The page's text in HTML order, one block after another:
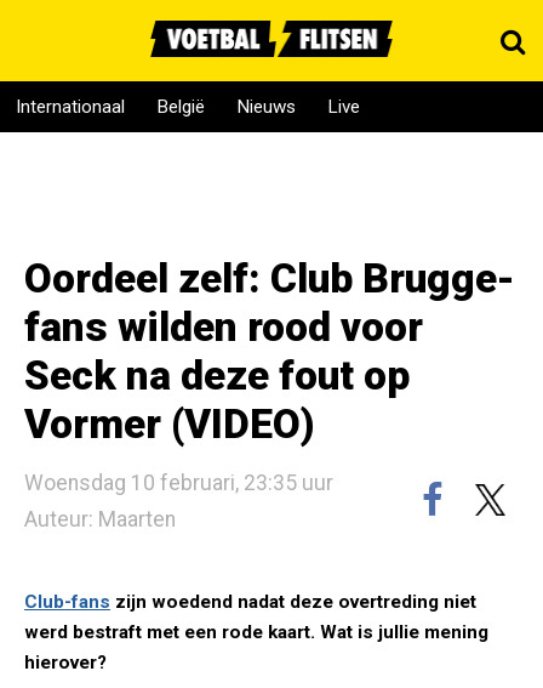
Internationaal België Nieuws Live
Oordeel zelf: Club Brugge-
fans wilden rood voor
Seck na deze fout op
Vormer (VIDEO)
Woensdag 10 februari, 23:35 uur
Auteur: Maarten
Club-fans zijn woedend nadat deze overtreding niet
werd bestraft met een rode kaart. Wat is jullie mening
hierover?